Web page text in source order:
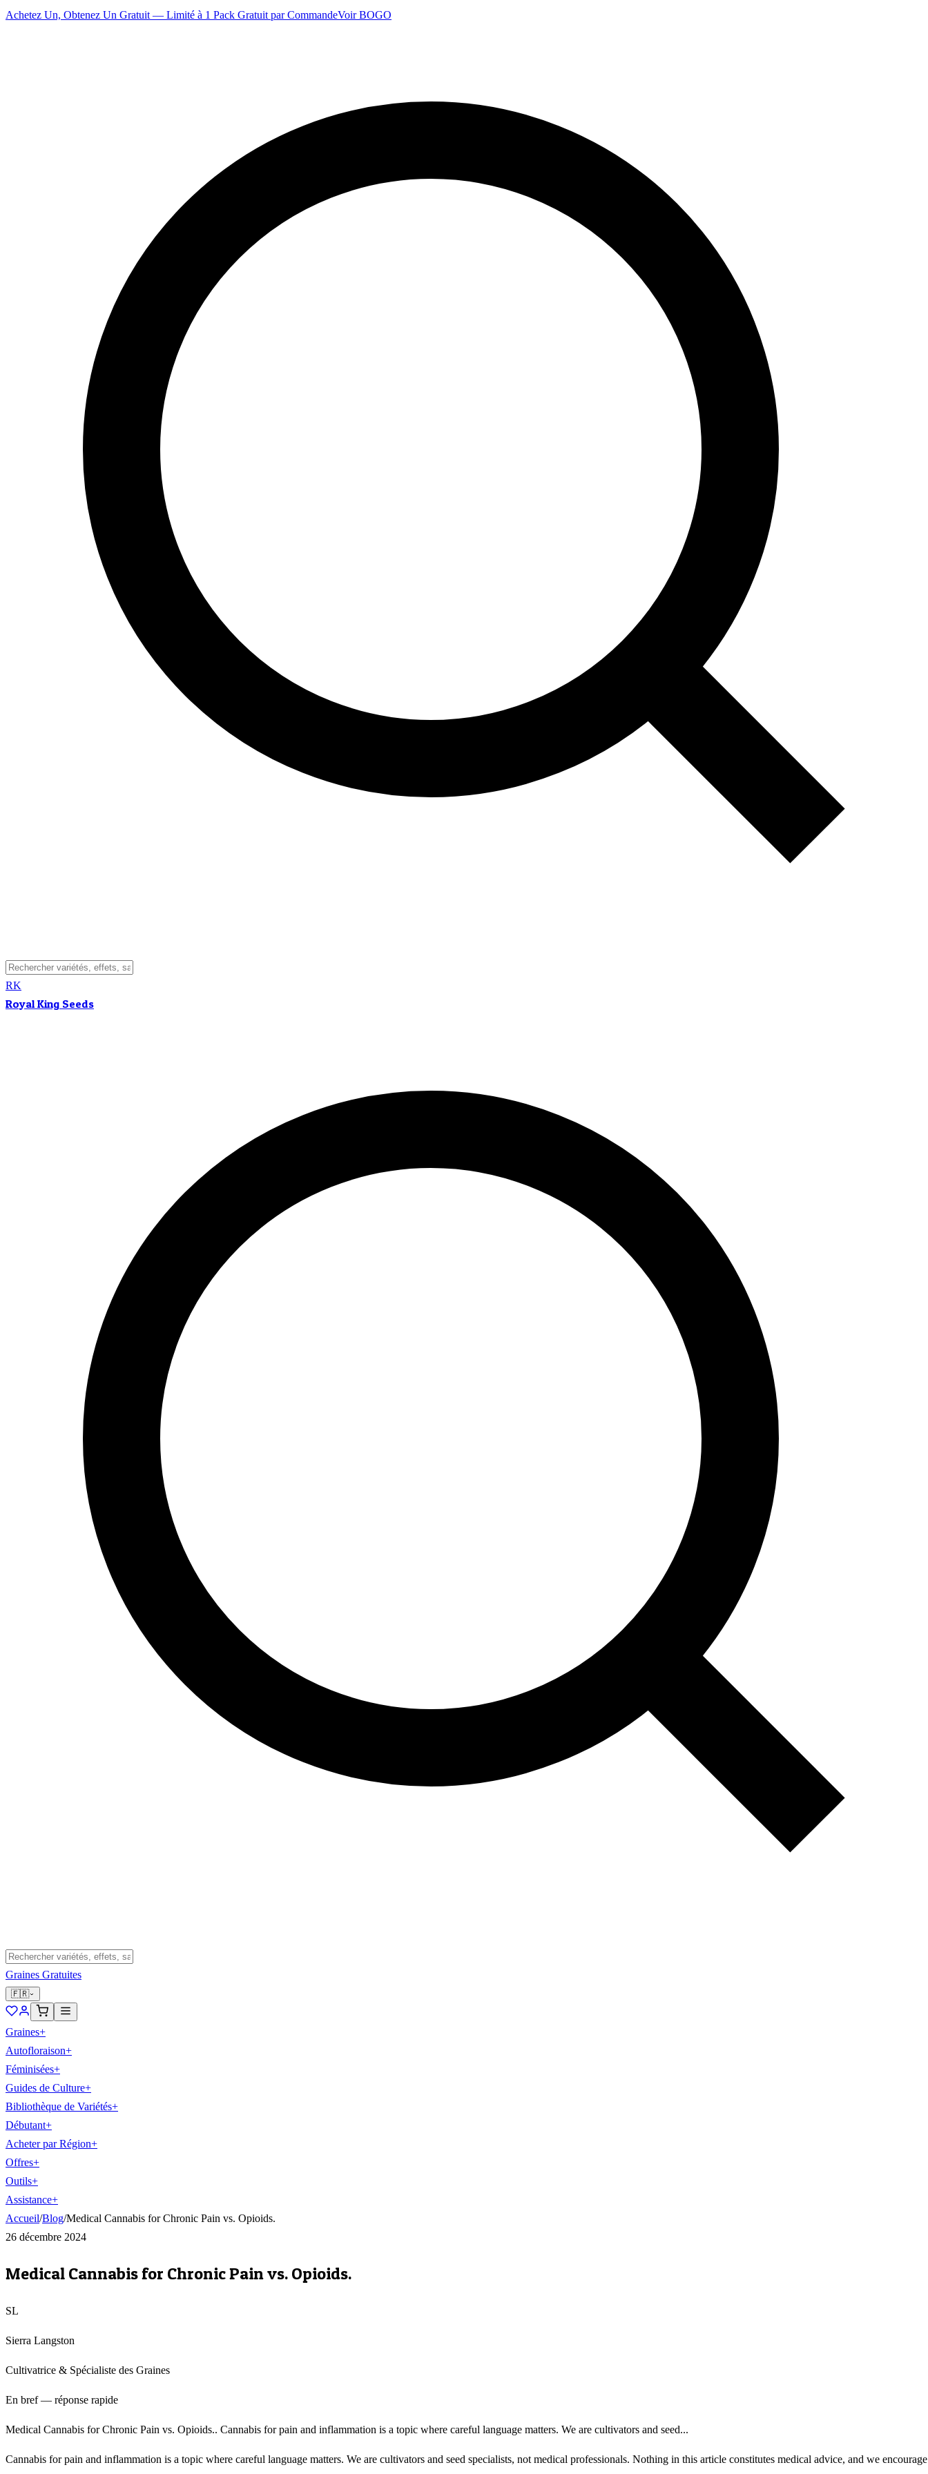
Achetez Un, Obtenez Un Gratuit — Limité à 1 Pack Gratuit par CommandeVoir BOGO
RK
Royal King Seeds
Graines Gratuites
🇫🇷
Graines+
Autofloraison+
Féminisées+
Guides de Culture+
Bibliothèque de Variétés+
Débutant+
Acheter par Région+
Offres+
Outils+
Assistance+
Accueil/Blog/Medical Cannabis for Chronic Pain vs. Opioids.
26 décembre 2024
Medical Cannabis for Chronic Pain vs. Opioids.
SL
Sierra Langston
Cultivatrice & Spécialiste des Graines
En bref — réponse rapide
Medical Cannabis for Chronic Pain vs. Opioids.. Cannabis for pain and inflammation is a topic where careful language matters. We are cultivators and seed...
Cannabis for pain and inflammation is a topic where careful language matters. We are cultivators and seed specialists, not medical professionals. Nothing in this article constitutes medical advice, and we encourage